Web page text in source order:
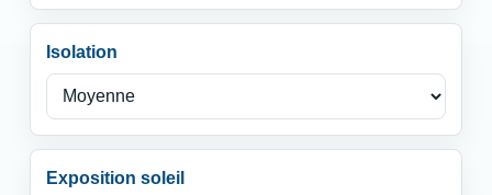
Isolation
Exposition soleil